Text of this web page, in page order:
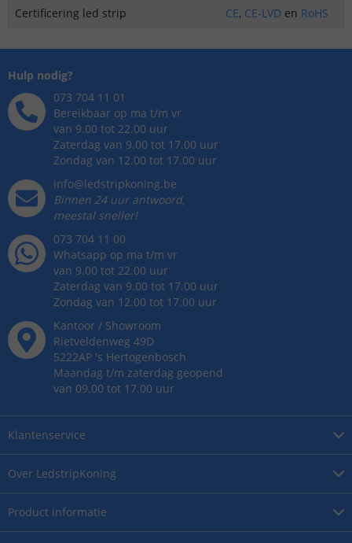
Certificering led strip
CE, CE-LVD en RoHS
Over LedstripKoning
Product informatie
Klantenservice
Hulp nodig?
073 704 11 01
Bereikbaar op ma t/m vr
van 9.00 tot 22.00 uur
Zaterdag van 9.00 tot 17.00 uur
Zondag van 12.00 tot 17.00 uur
info@ledstripkoning.be
Binnen 24 uur antwoord,
meestal sneller!
073 704 11 00
Whatsapp op ma t/m vr
van 9.00 tot 22.00 uur
Zaterdag van 9.00 tot 17.00 uur
Zondag van 12.00 tot 17.00 uur
Kantoor / Showroom
Rietveldenweg 49D
5222AP 's Hertogenbosch
Maandag t/m zaterdag geopend
van 09.00 tot 17.00 uur